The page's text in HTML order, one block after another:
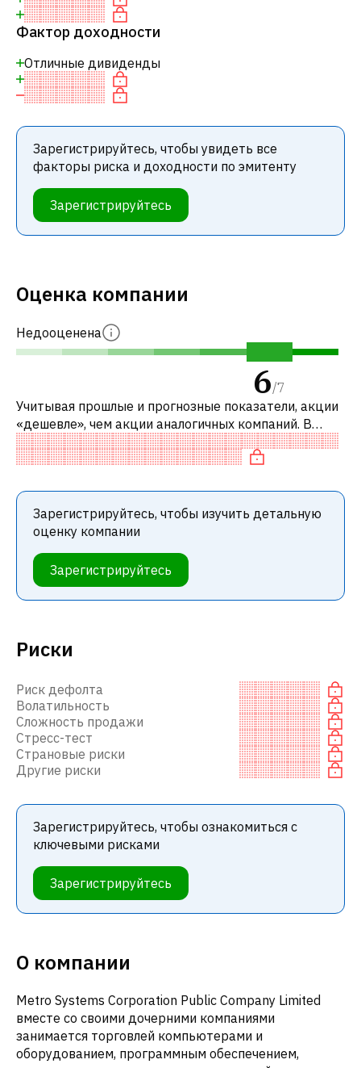
Фактор доходности
Отличные дивиденды
Зарегистрируйтесь, чтобы увидеть все
факторы риска и доходности по эмитенту
Зарегистрируйтесь
Риски
Риск дефолта
Волатильность
Сложность продажи
Стресс-тест
Страновые риски
Другие риски
Зарегистрируйтесь, чтобы ознакомиться с
ключевыми рисками
Зарегистрируйтесь
О компании
Metro Systems Corporation Public Company Limited
вместе со своими дочерними компаниями
занимается торговлей компьютерами и
оборудованием, программным обеспечением,
Оценка компании
Недооценена
6/7
Учитывая прошлые и прогнозные показатели, акции
«дешевле», чем акции аналогичных компаний. В
частности, акция компании разумно оценена по P/E,
справедливо оценена по EV/E
Зарегистрируйтесь, чтобы изучить детальную
оценку компании
Зарегистрируйтесь